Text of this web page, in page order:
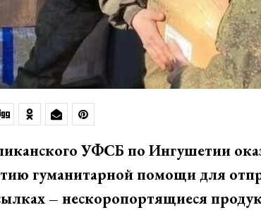
УФСБ по Ингушетии
гуманитарной помощи для
– нескоропортящиеся